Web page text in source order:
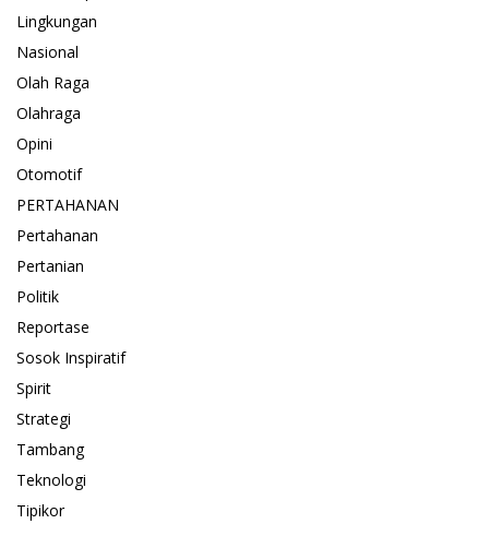
Lingkungan
Nasional
Olah Raga
Olahraga
Opini
Otomotif
PERTAHANAN
Pertahanan
Pertanian
Politik
Reportase
Sosok Inspiratif
Spirit
Strategi
Tambang
Teknologi
Tipikor